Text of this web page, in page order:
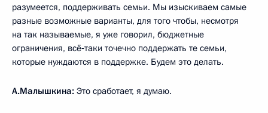
разумеется, поддерживать семьи. Мы изыскиваем самые
разные возможные варианты, для того чтобы, несмотря
на так называемые, я уже говорил, бюджетные
ограничения, всё‑таки точечно поддержать те семьи,
которые нуждаются в поддержке. Будем это делать.
А.Малышкина: Это сработает, я думаю.